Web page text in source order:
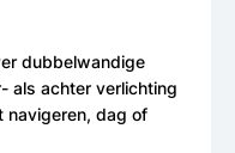
dubbelwandige
als achter verlichting
navigeren, dag of